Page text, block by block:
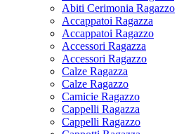
Abiti Cerimonia Ragazzo
Accappatoi Ragazza
Accappatoi Ragazzo
Accessori Ragazza
Accessori Ragazzo
Calze Ragazza
Calze Ragazzo
Camicie Ragazzo
Cappelli Ragazza
Cappelli Ragazzo